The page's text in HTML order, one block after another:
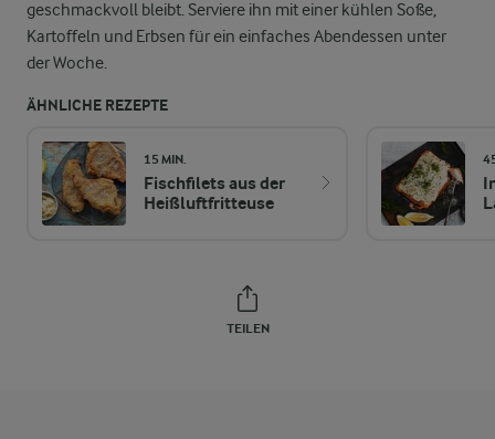
geschmackvoll bleibt. Serviere ihn mit einer kühlen Soße,
Kartoffeln und Erbsen für ein einfaches Abendessen unter
der Woche.
ÄHNLICHE REZEPTE
15 MIN.
Fischfilets aus der
Heißluftfritteuse
TEILEN